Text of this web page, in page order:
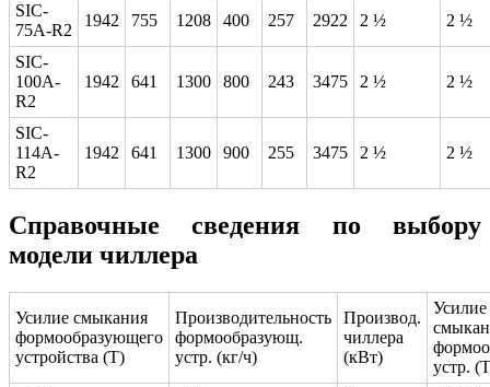
SIC-
75A-R2
1942 755 1208 400 257 2922 2 ½ 2 ½
SIC-
100A-
R2
1942 641 1300 800 243 3475 2 ½ 2 ½
SIC-
114A-
R2
1942 641 1300 900 255 3475 2 ½ 2 ½
Справочные сведения по выбору
модели чиллера
Усилие смыкания
формообразующего
устройства (Т)
Производительность
формообразующ.
устр. (кг/ч)
Производ.
чиллера
(кВт)
Усилие
устр.